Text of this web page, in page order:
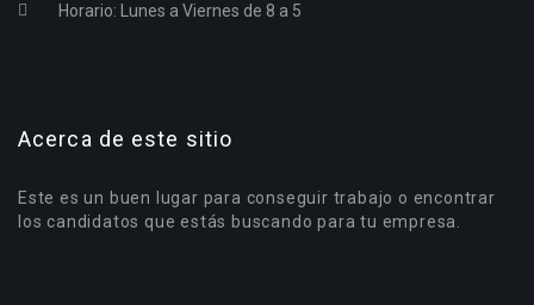
Horario: Lunes a Viernes de 8 a 5
Acerca de este sitio
Este es un buen lugar para conseguir trabajo o encontrar
los candidatos que estás buscando para tu empresa.